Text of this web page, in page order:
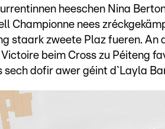
heeschen Nina
Championne nees
staark zweete Plaz fueren. An
Victoire beim Cross zu Péiteng
sech dofir awer géint d`Layla